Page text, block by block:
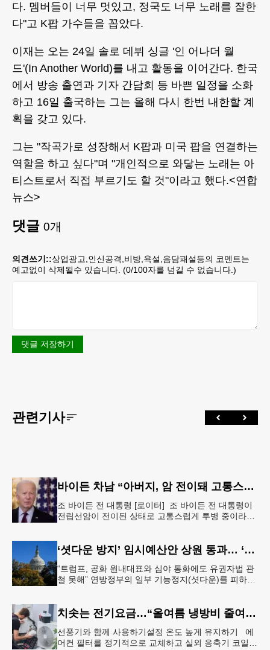
다. 멤버들이 너무 멋있고, 정국도 너무 노래를 잘한
다"고 K팝 가수들을 꼽았다.
이재는 오는 24일 솔로 데뷔 싱글 '인 어나더 월
드'(In Another World)를 내고 활동을 이어간다. 한국
에서 방송 출연과 기자 간담회 등 바쁜 일정을 소화
하고 16일 출국하는 그는 올해 다시 한번 내한할 계
획을 갖고 있다.
그는 "작곡가로 성장해서 K팝과 미국 팝을 연결하는
역할을 하고 싶다"며 "개인적으로 와닿는 노래는 아
티스트로서 직접 부르기도 할 것"이라고 했다.<연합
뉴스>
댓글 0개
의견쓰기::상업광고,인신공격,비방,욕설,음담패설등의 코멘트는
예고없이 삭제될수 있습니다. (0/100자를 넘길 수 없습니다.)
댓글 저장하기
관련기사
바이든 차남 “아버지, 암 전이돼 고통스럽게 투병 중”
조 바이든 전 대통령 [로이터] 조 바이든 전 대통령이
전립선암이 전이된 상태로 고통스럽게 투병 중이라고
‘셧다운 방지’ 임시예산안 상원 통과… ‘유권자 ID법’은 좌절
“트럼프, 공화 원내대표와 심야 통화에도 유권자법 관
철 못해” 연방정부의 일부 기능정지(셧다운)를 피하기
치솟는 전기요금…“올여름 냉방비 줄여볼까”
선풍기와 함께 사용하기설정 온도 높게 유지하기 에
어컨 필터를 정기적으로 교체하고 실외 응축기 코일